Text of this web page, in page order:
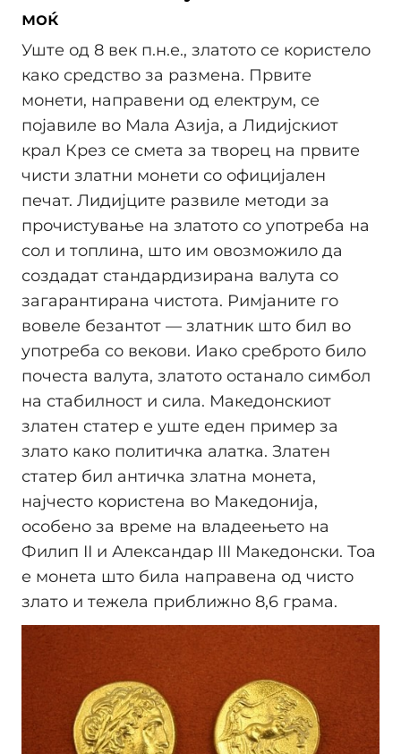
моќ
Уште од 8 век п.н.е., златото се користело
како средство за размена. Првите
монети, направени од електрум, се
појавиле во Мала Азија, а Лидијскиот
крал Крез се смета за творец на првите
чисти златни монети со официјален
печат. Лидијците развиле методи за
прочистување на златото со употреба на
сол и топлина, што им овозможило да
создадат стандардизирана валута со
загарантирана чистота. Римјаните го
вовеле безантот — златник што бил во
употреба со векови. Иако среброто било
почеста валута, златото останало симбол
на стабилност и сила. Македонскиот
златен статер е уште еден пример за
злато како политичка алатка. Златен
статер бил античка златна монета,
најчесто користена во Македонија,
особено за време на владеењето на
Филип II и Александар III Македонски. Тоа
е монета што била направена од чисто
злато и тежела приближно 8,6 грама.